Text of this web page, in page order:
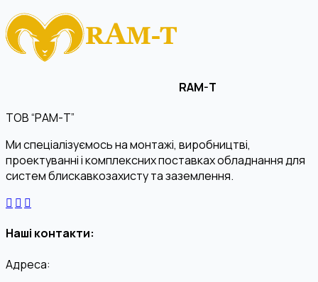
RAM-T
ТОВ “РАМ-Т”
Ми спеціалізуємось на монтажі, виробництві,
проектуванні і комплексних поставках обладнання для
систем блискавкозахисту та заземлення.
Наші контакти:
Адреса: